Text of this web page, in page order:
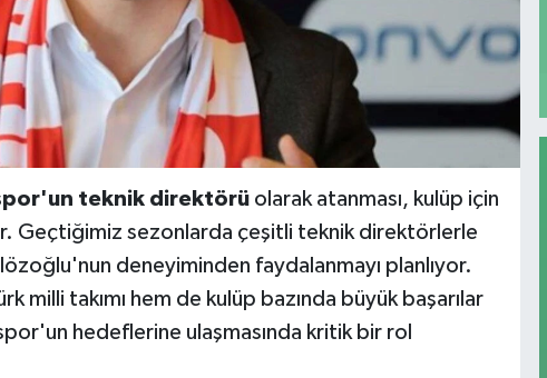
teknik direktörüolarak atanması, kulüp için
Geçtiğimiz sezonlarda çeşitli teknik direktörlerle
deneyiminden faydalanmayı planlıyor.
milli takımı hem de kulüp bazında büyük başarılar
hedeflerine ulaşmasında kritik bir rol